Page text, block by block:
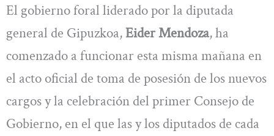
El gobierno foral liderado por la diputada
general de Gipuzkoa,Eider Mendoza, ha
comenzado a funcionar esta misma mañana en
el acto oficial de toma de posesión de los nuevos
cargos y la celebración del primer Consejo de
Gobierno, en el que las y los diputados de cada